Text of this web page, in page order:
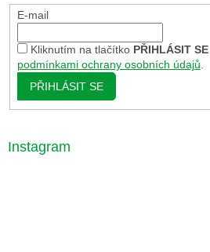
E-mail
Kliknutím na tlačítko PŘIHLÁSIT SE
podmínkami ochrany osobních údajů.
PŘIHLÁSIT SE
Instagram